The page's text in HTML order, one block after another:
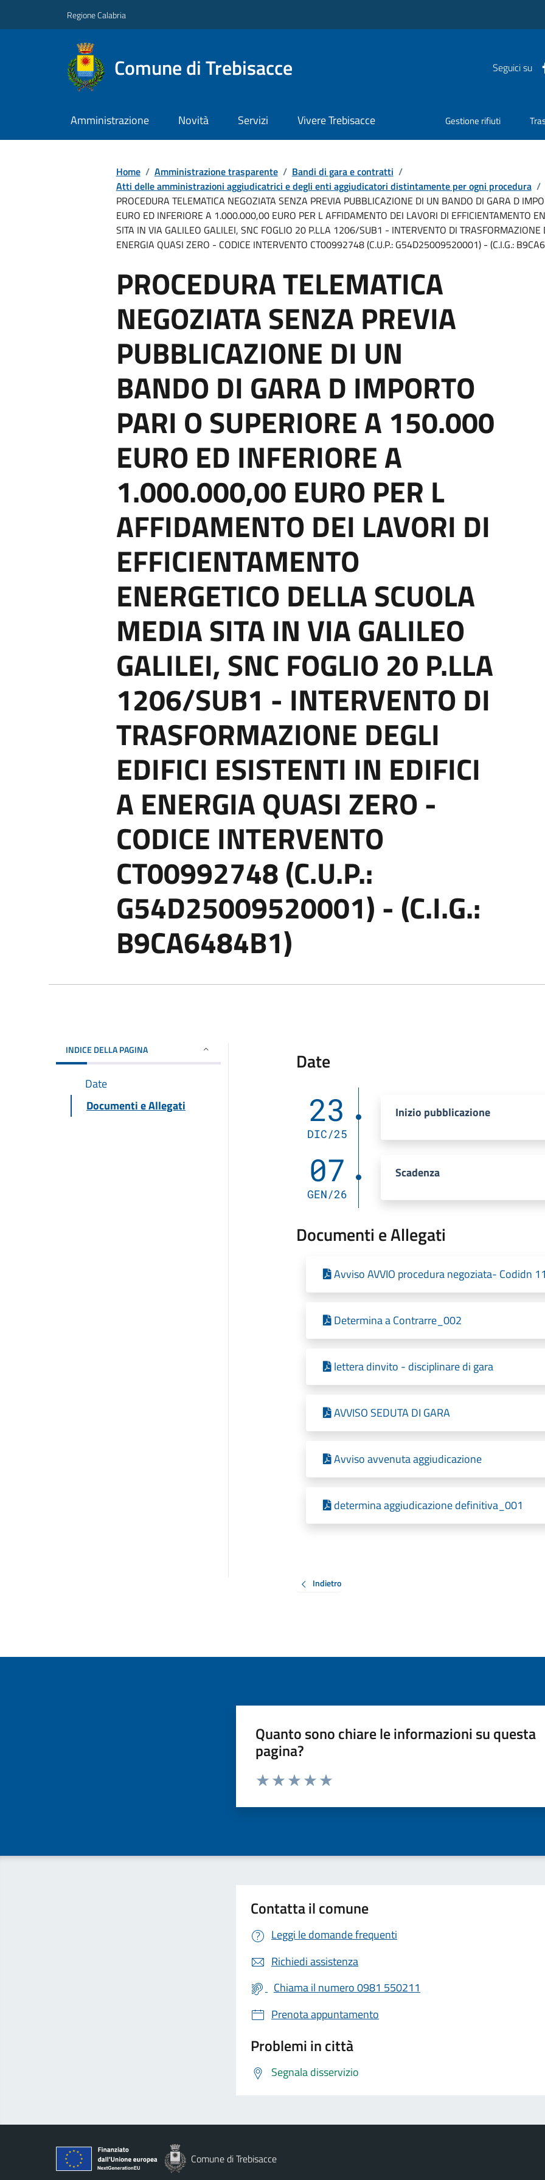
Regione Calabria
Comune di Trebisacce Seguici su
Amministrazione Novità Servizi Vivere Trebisacce Gestione rifiuti
Home / Amministrazione trasparente / Bandi di gara e contratti /
Atti delle amministrazioni aggiudicatrici e degli enti aggiudicatori distintamente per ogni procedura /
PROCEDURA TELEMATICA NEGOZIATA SENZA PREVIA PUBBLICAZIONE DI UN BANDO DI GARA D
EURO ED INFERIORE A 1.000.000,00 EURO PER L AFFIDAMENTO DEI LAVORI DI EFFICIENTAMENTO
SITA IN VIA GALILEO GALILEI, SNC FOGLIO 20 P.LLA 1206/SUB1 - INTERVENTO DI TRASFORMAZIONE
ENERGIA QUASI ZERO - CODICE INTERVENTO CT00992748 (C.U.P.: G54D25009520001) - (C.I.G.:
PROCEDURA TELEMATICA
NEGOZIATA SENZA PREVIA
PUBBLICAZIONE DI UN
BANDO DI GARA D IMPORTO
PARI O SUPERIORE A 150.000
EURO ED INFERIORE A
1.000.000,00 EURO PER L
AFFIDAMENTO DEI LAVORI DI
EFFICIENTAMENTO
ENERGETICO DELLA SCUOLA
MEDIA SITA IN VIA GALILEO
GALILEI, SNC FOGLIO 20 P.LLA
1206/SUB1 - INTERVENTO DI
TRASFORMAZIONE DEGLI
EDIFICI ESISTENTI IN EDIFICI
A ENERGIA QUASI ZERO -
CODICE INTERVENTO
CT00992748 (C.U.P.:
G54D25009520001) - (C.I.G.:
B9CA6484B1)
INDICE DELLA PAGINA
Date
Documenti e Allegati
Date
23
DIC/25
Inizio pubblicazione
07
GEN/26
Scadenza
Documenti e Allegati
Avviso AVVIO procedura negoziata- Codidn
Determina a Contrarre_002
lettera dinvito - disciplinare di gara
AVVISO SEDUTA DI GARA
Avviso avvenuta aggiudicazione
determina aggiudicazione definitiva_001
Indietro
Quanto sono chiare le informazioni su questa
pagina?
Valuta da 1 a 5 stelle la pagina
Contatta il comune
Leggi le domande frequenti
Richiedi assistenza
Chiama il numero 0981 550211
Prenota appuntamento
Problemi in città
Segnala disservizio
Comune di Trebisacce